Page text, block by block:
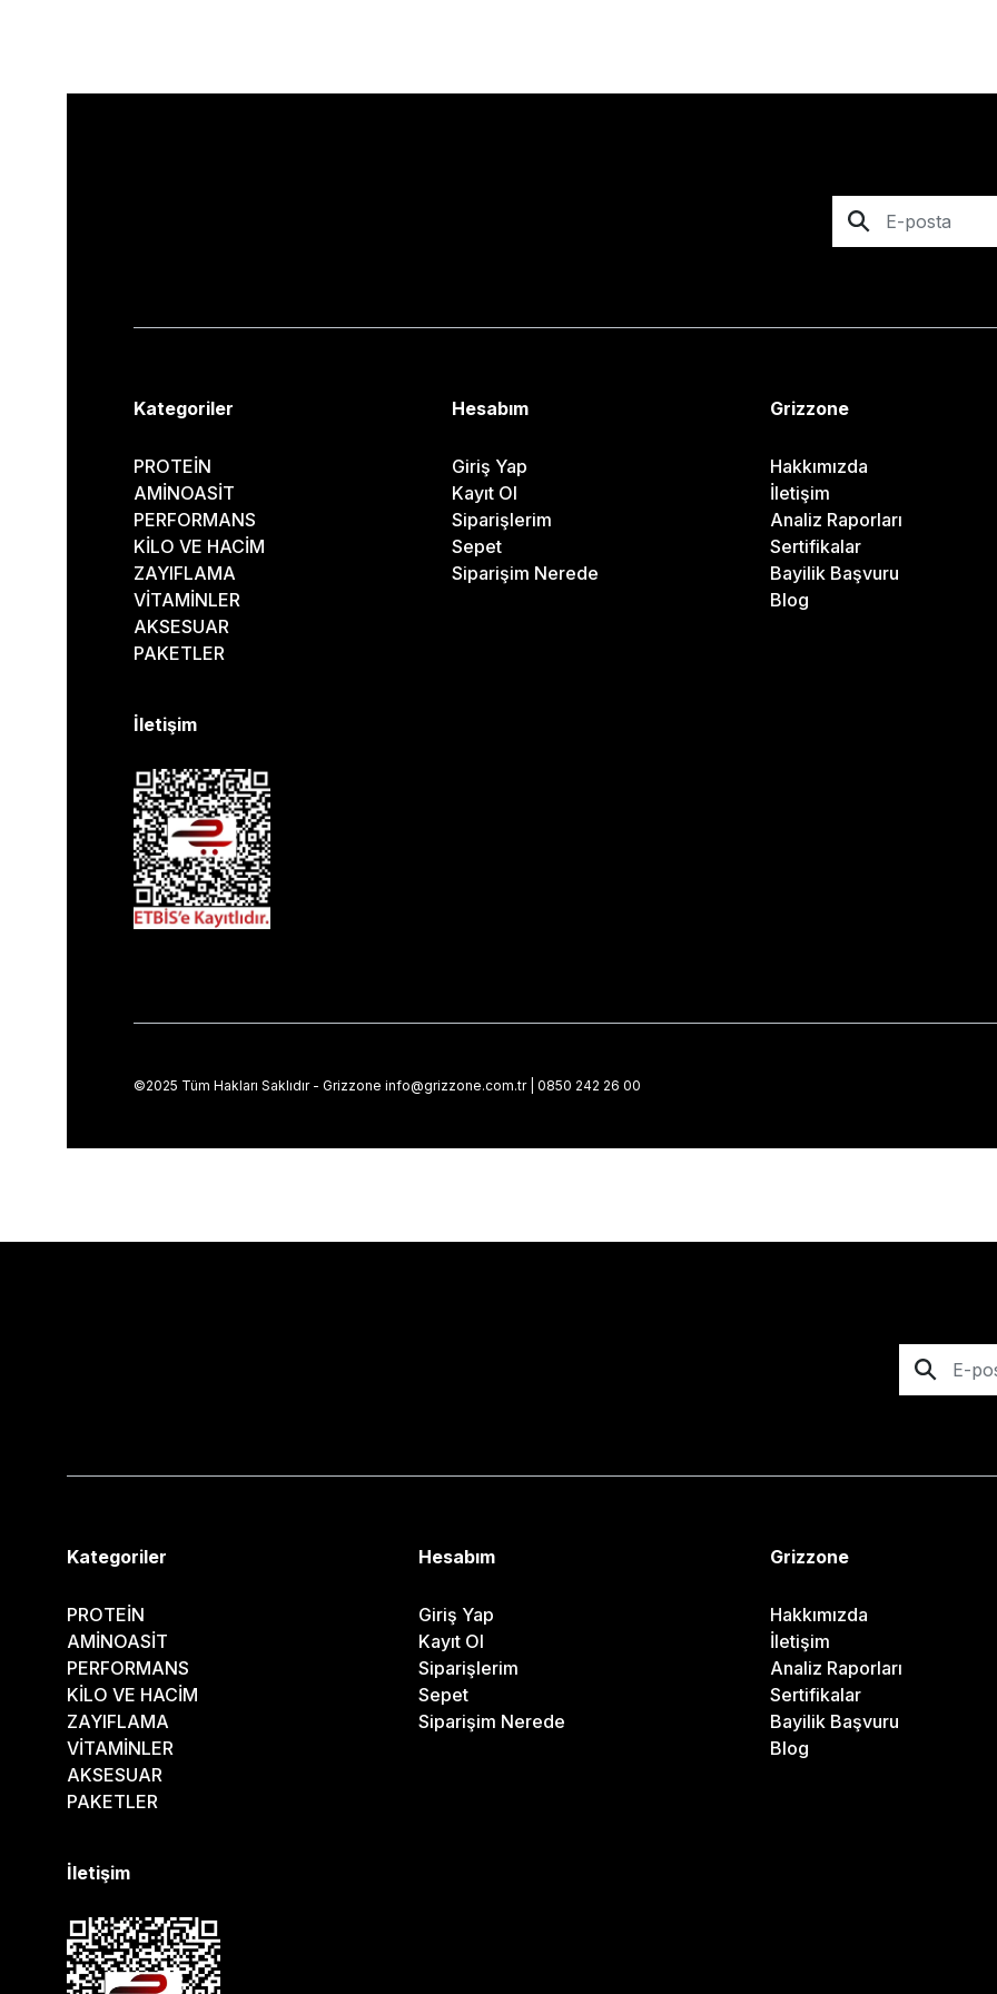
Kategoriler
PROTEİN
AMİNOASİT
PERFORMANS
KİLO VE HACİM
ZAYIFLAMA
VİTAMİNLER
AKSESUAR
PAKETLER
Hesabım
Giriş Yap
Kayıt Ol
Siparişlerim
Sepet
Siparişim Nerede
Grizzone
Hakkımızda
İletişim
Analiz Raporları
Sertifikalar
Bayilik Başvuru
Blog
İletişim
©2025 Tüm Hakları Saklıdır - Grizzone info@grizzone.com.tr| 0850 242 26 00
Kategoriler
PROTEİN
AMİNOASİT
PERFORMANS
KİLO VE HACİM
ZAYIFLAMA
VİTAMİNLER
AKSESUAR
PAKETLER
Hesabım
Giriş Yap
Kayıt Ol
Siparişlerim
Sepet
Siparişim Nerede
Grizzone
Hakkımızda
İletişim
Analiz Raporları
Sertifikalar
Bayilik Başvuru
Blog
İletişim